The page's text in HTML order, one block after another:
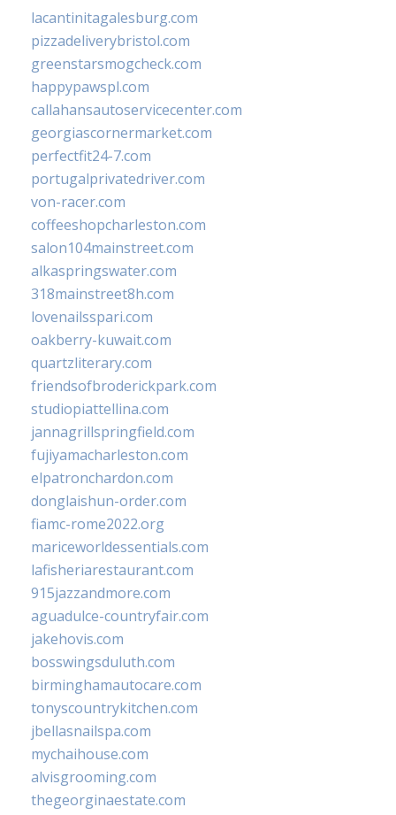
lacantinitagalesburg.com
pizzadeliverybristol.com
greenstarsmogcheck.com
happypawspl.com
callahansautoservicecenter.com
georgiascornermarket.com
perfectfit24-7.com
portugalprivatedriver.com
von-racer.com
coffeeshopcharleston.com
salon104mainstreet.com
alkaspringswater.com
318mainstreet8h.com
lovenailsspari.com
oakberry-kuwait.com
quartzliterary.com
friendsofbroderickpark.com
studiopiattellina.com
jannagrillspringfield.com
fujiyamacharleston.com
elpatronchardon.com
donglaishun-order.com
fiamc-rome2022.org
mariceworldessentials.com
lafisheriarestaurant.com
915jazzandmore.com
aguadulce-countryfair.com
jakehovis.com
bosswingsduluth.com
birminghamautocare.com
tonyscountrykitchen.com
jbellasnailspa.com
mychaihouse.com
alvisgrooming.com
thegeorginaestate.com